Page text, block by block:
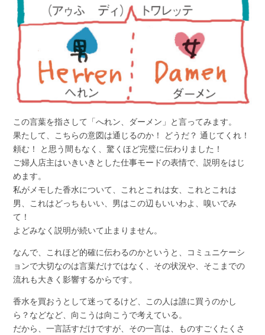
この言葉を指さして「へれン、ダーメン」と言ってみます。
果たして、こちらの意図は通じるのか！ どうだ？ 通じてくれ！
頼む！ と思う間もなく、驚くほど完璧に伝わりました！
ご婦人店主はいきいきとした仕事モードの表情で、説明をはじ
めます。
私がメモした香水について、これとこれは女、これとこれは
男、これはどっちもいい、男はこの辺もいいわよ、嗅いでみ
て！
よどみなく説明が続いて止まりません。
なんで、これほど的確に伝わるのかというと、コミュニケーシ
ョンで大切なのは言葉だけではなく、その状況や、そこまでの
流れも大きく影響するからです。
香水を買おうとして迷ってるけど、この人は誰に買うのかし
ら？などなど、向こうは向こうで考えている。
だから、一言話すだけですが、その一言は、ものすごくたくさ